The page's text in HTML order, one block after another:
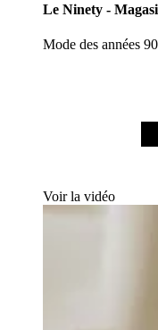
Le Ninety -
Mode des années
Voir la vidéo